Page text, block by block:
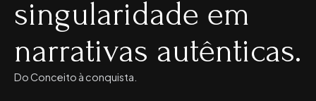
singularidade em
narrativas autênticas.
Do Conceito à conquista.